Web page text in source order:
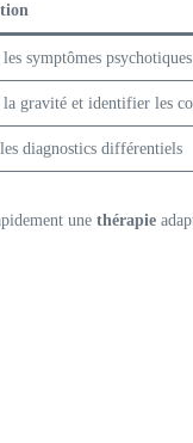
symptômes
gravité et identifier les
diagnostics différentiels
une thérapie